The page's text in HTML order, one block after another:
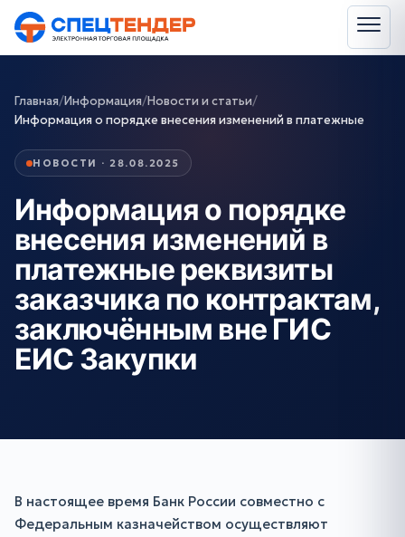
Главная/Информация/Новости и статьи/
Информация о порядке внесения изменений в платежные
НОВОСТИ · 28.08.2025
Информация о порядке
внесения изменений в
платежные реквизиты
заказчика по контрактам,
заключённым вне ГИС
ЕИС Закупки
В настоящее время Банк России совместно с
Федеральным казначейством осуществляют